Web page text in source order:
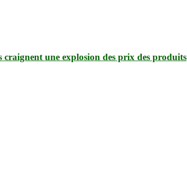
une explosion des prix des produits